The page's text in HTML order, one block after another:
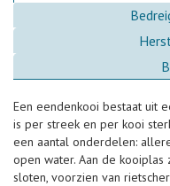
Een eendenkooi bestaat uit
is per streek en per kooi
een aantal onderdelen:
open water. Aan de
sloten, voorzien van